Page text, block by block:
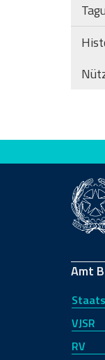
Bewerten
Amt
VJSR
RV